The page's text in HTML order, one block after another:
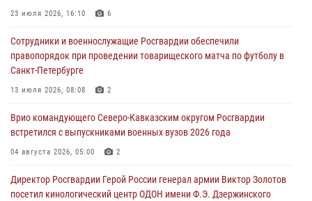
Взрывотехники Росгвардии на Ставрополье обезвредили снаряд
06 августа 2026, 11:15
Подвиги героев‑росгвардейцев увековечили в новой музейной
экспозиции белгородского музея‑диорамы «Курская битва.
06 августа 2026, 10:30 3
Охрану общественного порядка и безопасность на футбольном
06 августа 2026, 10:13 1
23 июля 2026, 16:10 6
Сотрудники и военнослужащие Росгвардии обеспечили
правопорядок при проведении товарищеского матча по футболу в
Санкт-Петербурге
13 июля 2026, 08:08 2
Врио командующего Северо-Кавказским округом Росгвардии
встретился с выпускниками военных вузов 2026 года
04 августа 2026, 05:00 2
Директор Росгвардии Герой России генерал армии Виктор Золотов
посетил кинологический центр ОДОН имени Ф.Э. Дзержинского